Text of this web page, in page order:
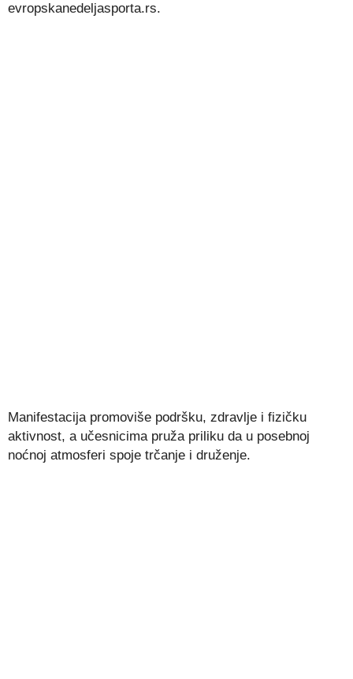
evropskanedeljasporta.rs.
Manifestacija promoviše podršku, zdravlje i fizičku
aktivnost, a učesnicima pruža priliku da u posebnoj
noćnoj atmosferi spoje trčanje i druženje.